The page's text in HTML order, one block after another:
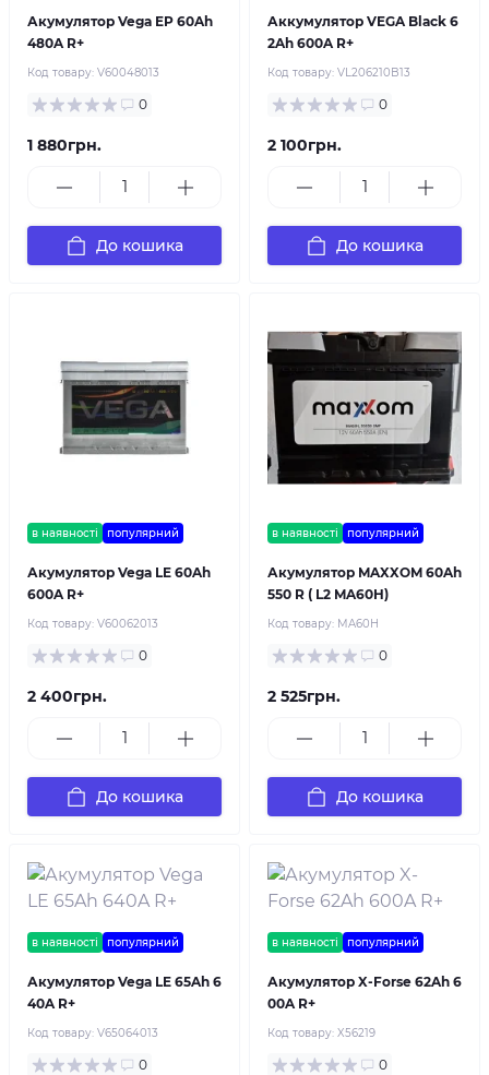
Акумулятор Vega EP 60Ah
480A R+
Код товару: V60048013
0
1 880грн.
До кошика
Аккумулятор VEGA Black 6
2Ah 600A R+
Код товару: VL206210B13
0
2 100грн.
До кошика
в наявності популярний
Акумулятор Vega LE 60Ah
600A R+
Код товару: V60062013
0
2 400грн.
До кошика
в наявності популярний
Акумулятор MAXXOM 60Ah
550 R ( L2 MA60H)
Код товару: MA60H
0
2 525грн.
До кошика
в наявності популярний
Акумулятор Vega LE 65Ah 6
40A R+
Код товару: V65064013
0
в наявності популярний
Акумулятор X-Forse 62Ah 6
00A R+
Код товару: X56219
0